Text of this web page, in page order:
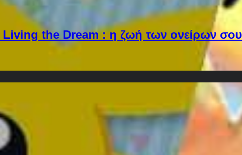
the Dream : η ζωή των ονείρων σου